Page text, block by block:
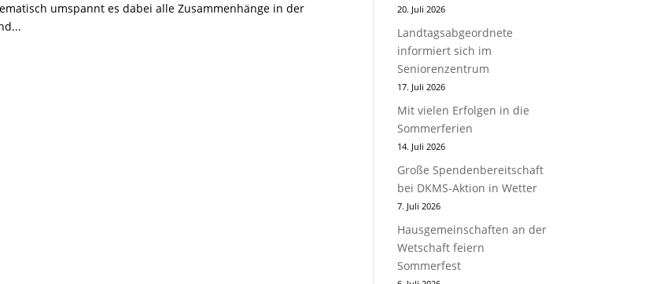
umspannt es dabei alle Zusammenhänge in der
20. Juli 2026
Landtagsabgeordnete
informiert sich im
Seniorenzentrum
17. Juli 2026
Mit vielen Erfolgen in die
Sommerferien
14. Juli 2026
Große Spendenbereitschaft
bei DKMS-Aktion in Wetter
7. Juli 2026
Hausgemeinschaften an der
Wetschaft feiern
Sommerfest